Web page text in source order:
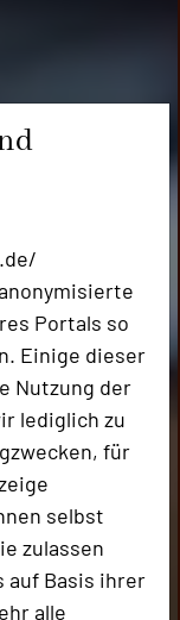
Portals so
Einige dieser
Nutzung der
lediglich zu
für
selbst
zulassen
auf Basis ihrer
alle